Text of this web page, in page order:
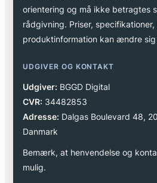
orientering og må ikke betragtes
rådgivning. Priser,
produktinformation kan ændre sig
UDGIVER OG KONTAKT
Udgiver: BGGD Digital
CVR: 34482853
Adresse: Dalgas Boulevard 48,
Danmark
Bemærk, at henvendelse og
mulig.